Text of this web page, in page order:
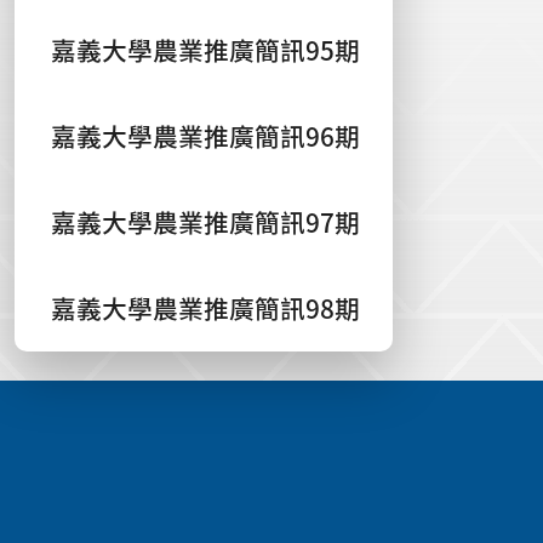
嘉義大學農業推廣簡訊95期
嘉義大學農業推廣簡訊96期
嘉義大學農業推廣簡訊97期
嘉義大學農業推廣簡訊98期